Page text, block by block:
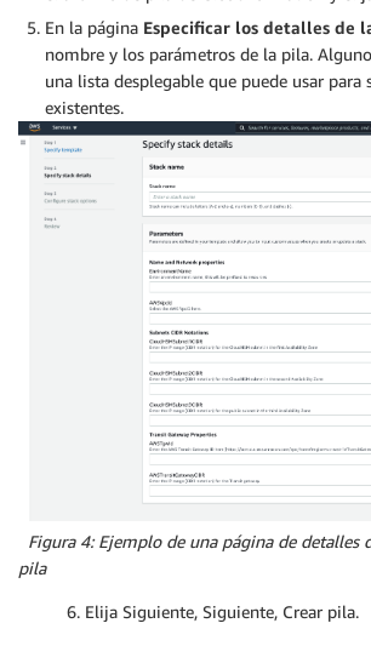
En la página Especificar los detalles de
nombre y los parámetros de la pila.
una lista desplegable que puede usar para
existentes.
Figura 4: Ejemplo de una página de detalles
pila
6. Elija Siguiente, Siguiente, Crear pila.